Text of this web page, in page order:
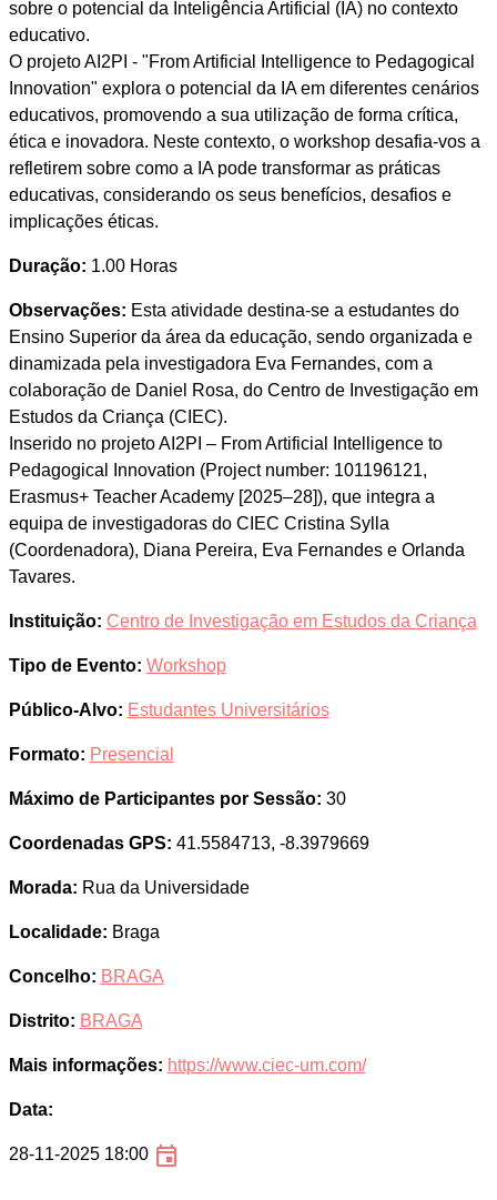
sobre o potencial da Inteligência Artificial (IA) no contexto
educativo.
O projeto AI2PI - "From Artificial Intelligence to Pedagogical
Innovation" explora o potencial da IA em diferentes cenários
educativos, promovendo a sua utilização de forma crítica,
ética e inovadora. Neste contexto, o workshop desafia-vos a
refletirem sobre como a IA pode transformar as práticas
educativas, considerando os seus benefícios, desafios e
implicações éticas.
Duração: 1.00 Horas
Observações: Esta atividade destina-se a estudantes do
Ensino Superior da área da educação, sendo organizada e
dinamizada pela investigadora Eva Fernandes, com a
colaboração de Daniel Rosa, do Centro de Investigação em
Estudos da Criança (CIEC).
Inserido no projeto AI2PI – From Artificial Intelligence to
Pedagogical Innovation (Project number: 101196121,
Erasmus+ Teacher Academy [2025–28]), que integra a
equipa de investigadoras do CIEC Cristina Sylla
(Coordenadora), Diana Pereira, Eva Fernandes e Orlanda
Tavares.
Instituição: Centro de Investigação em Estudos da Criança
Tipo de Evento: Workshop
Público-Alvo: Estudantes Universitários
Formato: Presencial
Máximo de Participantes por Sessão: 30
Coordenadas GPS: 41.5584713, -8.3979669
Morada: Rua da Universidade
Localidade: Braga
Concelho: BRAGA
Distrito: BRAGA
Mais informações: https://www.ciec-um.com/
Data:
28-11-2025 18:00